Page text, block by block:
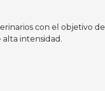
con el objetivo de
intensidad.